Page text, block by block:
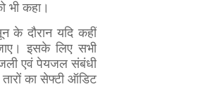
भी कहा।
के दौरान यदि कहीं
इसके लिए सभी
एवं पेयजल संबंधी
का सेफ्टी ऑडिट